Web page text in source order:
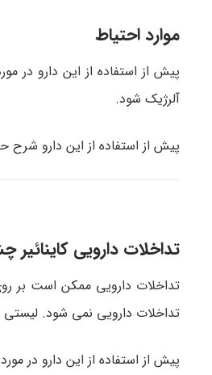
موارد احتیاط
پیش از استفاده از این دارو
آلرژیک شود.
پیش از استفاده از این دارو
تداخلات دارویی کاینائیر
تداخلات دارویی ممکن است بر
تداخلات دارویی نمی شود. لیستی
پیش از استفاده از این دارو در